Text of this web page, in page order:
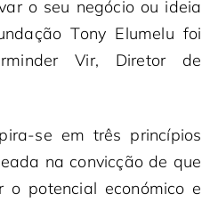
o seu negócio ou ideia
Tony Elumelu foi
Vir, Diretor de
se em três princípios
na convicção de que
potencial económico e